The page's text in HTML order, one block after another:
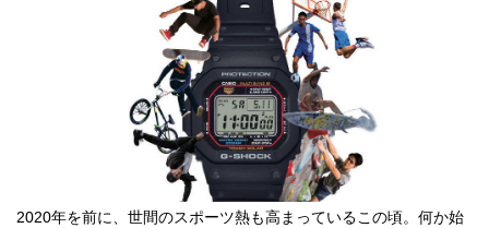
2020年を前に、世間のスポーツ熱も高まっているこの頃。何か始